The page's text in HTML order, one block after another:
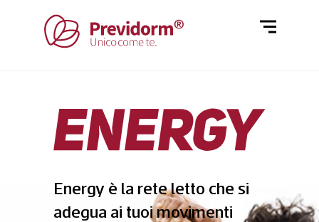
Home
Materassi
Cuscini e guanciali
Piumino
Energy è la rete letto che si
adegua ai tuoi movimenti